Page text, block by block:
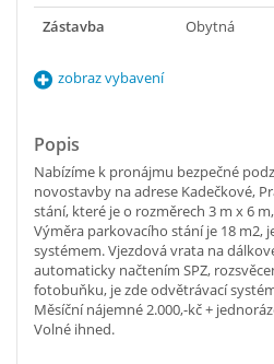
Zástavba
Obytná
zobraz vybavení
Popis
Nabízíme k pronájmu bezpečné
novostavby na adrese Kadečkové,
stání, které je o rozměrech 3 m x 6
Výměra parkovacího stání je 18 m2,
systémem. Vjezdová vrata na
automaticky načtením SPZ,
fotobuňku, je zde odvětrávací
Měsíční nájemné 2.000,-kč +
Volné ihned.